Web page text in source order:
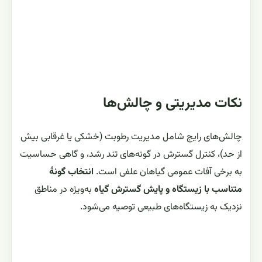
نکات مدیریتی و چالش‌ها
چالش‌های رایج شامل مدیریت رطوبت (خشکی یا غرقابی بیش
از حد)، کنترل گسترش در گونه‌های تند رشد، و گاهی حساسیت
به برخی آفات عمومی گیاهان علفی است. انتخاب گونهٔ
متناسب با زیستگاه و پایش گسترش گیاهبه‌ویژه در مناطق
نزدیک به زیستگاه‌های طبیعی توصیه می‌شود.